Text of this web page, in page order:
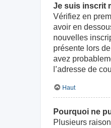
Je suis inscrit
Vérifiez en
avoir en
nouvelles
présente lors
avez
l’adresse de
Haut
Pourquoi ne
Plusieurs